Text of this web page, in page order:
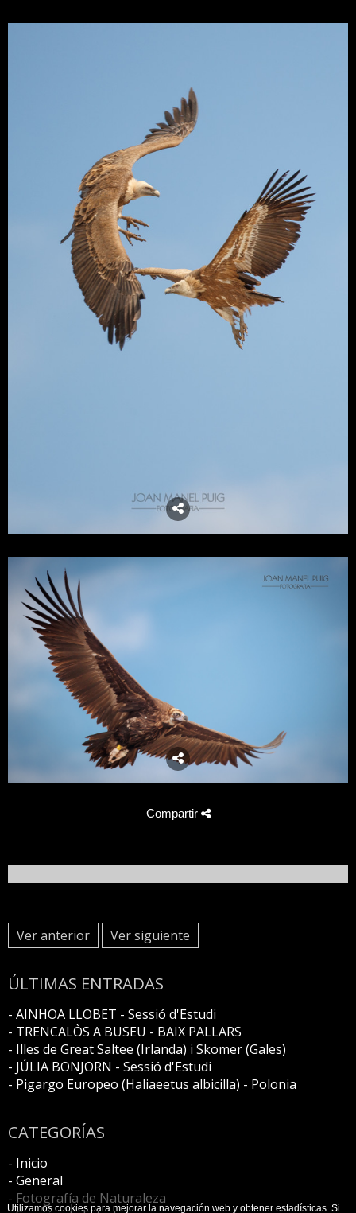
Compartir
Ver anterior Ver siguiente
ÚLTIMAS ENTRADAS
- AINHOA LLOBET - Sessió d'Estudi
- TRENCALÒS A BUSEU - BAIX PALLARS
- Illes de Great Saltee (Irlanda) i Skomer (Gales)
- JÚLIA BONJORN - Sessió d'Estudi
- Pigargo Europeo (Haliaeetus albicilla) - Polonia
CATEGORÍAS
- Inicio
- General
- Fotografía de Naturaleza
Utilizamos cookies para mejorar la navegación web y obtener estadísticas. Si